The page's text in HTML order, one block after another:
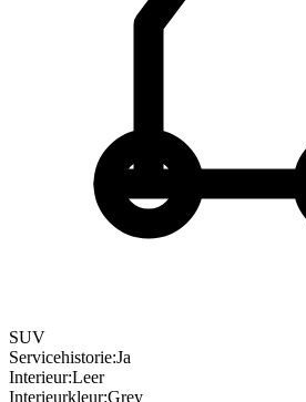
SUV
Servicehistorie:Ja
Interieur:Leer
Interieurkleur:Grey